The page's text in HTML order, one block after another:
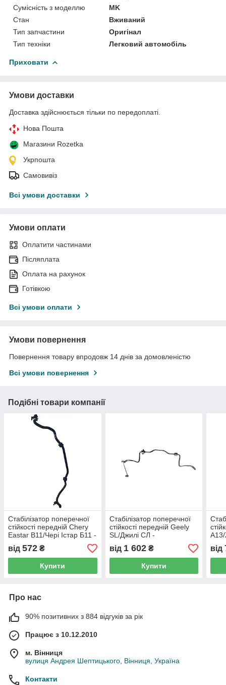
Сумісність з моделлю
MK
Стан
Вживаний
Тип запчастини
Оригінал
Тип техніки
Легковий автомобіль
Приховати
Умови доставки
Доставка здійснюється тільки по передоплаті.
Нова Пошта
Магазини Rozetka
Укрпошта
Самовивіз
Всі умови доставки
Умови оплати
Оплатити частинами
Післяплата
Оплата на рахунок
Готівкою
Всі умови оплати
Умови повернення
Повернення товару впродовж 14 днів за домовленістю
Всі умови повернення
Подібні товари компанії
Стабілізатор поперечної
стійкості передній Chery
Eastar B11/Чері Істар Б11 -
B11-2906010, (з розбірки)
від 572 ₴
Купити
Стабілізатор поперечної
стійкості передній Geely
SL/Джилі СЛ -
1064000094, (з розбірки)
від 1 602₴
Купити
(з
від
Про нас
90% позитивних з 884 відгуків за рік
Працює з 10.12.2010
м. Вінниця
вулиця Андрея Шептицького, Вінниця, Україна
Контакти